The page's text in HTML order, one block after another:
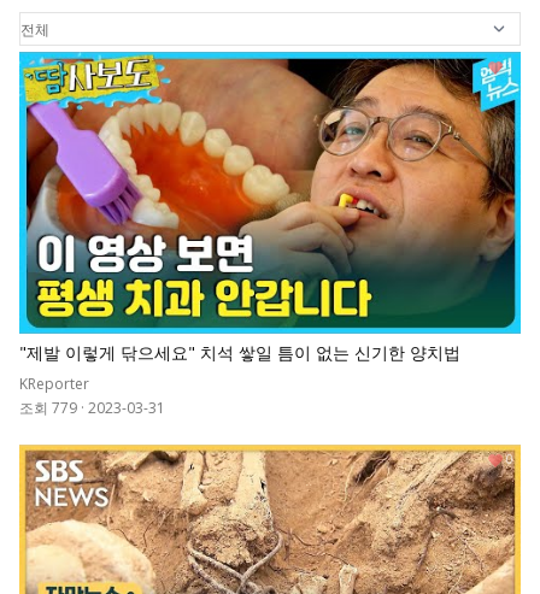
"제발 이렇게 닦으세요" 치석 쌓일 틈이 없는 신기한 양치법
KReporter
조회 779 · 2023-03-31
1
0